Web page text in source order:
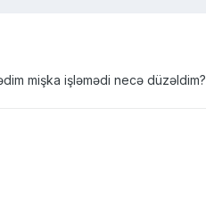
mişka işləmədi necə düzəldim?